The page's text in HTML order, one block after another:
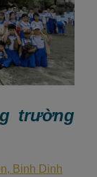
trường
Binh Dinh